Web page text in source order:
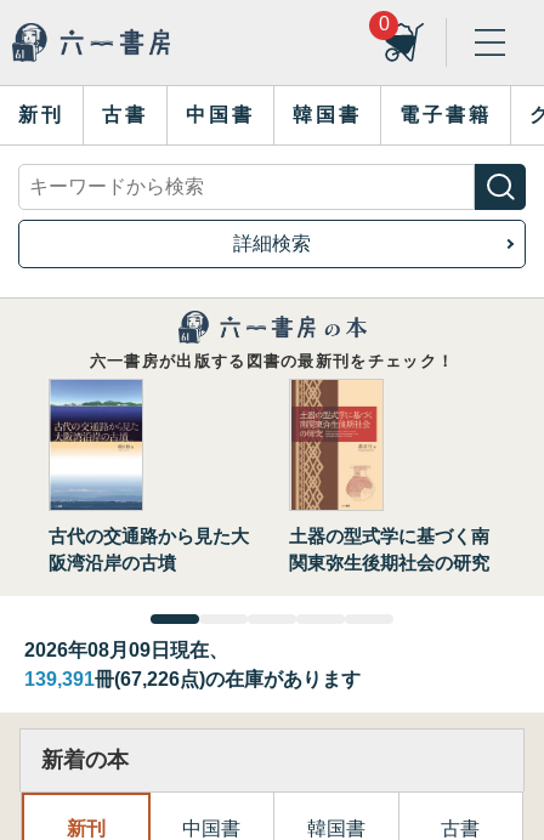
0
新刊 古書 中国書 韓国書 電子書籍
詳細検索
六一書房が出版する図書の最新刊をチェック！
古代の交通路から見た大
阪湾沿岸の古墳
土器の型式学に基づく南
関東弥生後期社会の研究
2026年08月09日現在、
139,391冊(67,226点)の在庫があります
新着の本
新刊 中国書 韓国書 古書